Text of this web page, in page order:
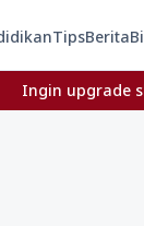
TipsBerita
upgrade skill